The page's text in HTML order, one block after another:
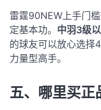
雷霆90NEW上手门
定基本功。 中羽3级
的球友可以放心选择
力量型高手。
五、哪里买正